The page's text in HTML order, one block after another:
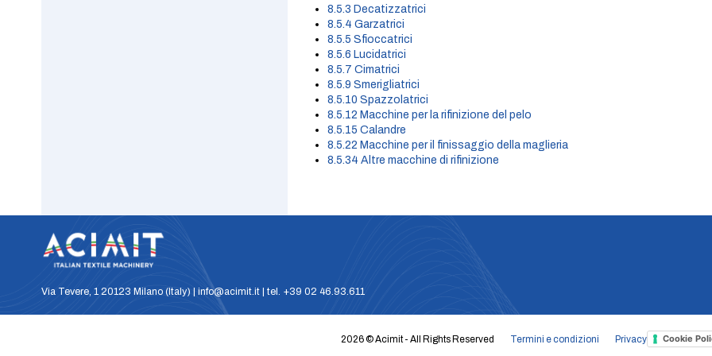
8.5.3 Decatizzatrici
8.5.4 Garzatrici
8.5.5 Sfioccatrici
8.5.6 Lucidatrici
8.5.7 Cimatrici
8.5.9 Smerigliatrici
8.5.10 Spazzolatrici
8.5.12 Macchine per la rifinizione del pelo
8.5.15 Calandre
8.5.22 Macchine per il finissaggio della maglieria
8.5.34 Altre macchine di rifinizione
Via Tevere, 1 20123 Milano (Italy) | info@acimit.it | tel. +39 02 46.93.611
2026 © Acimit - All Rights Reserved Termini e condizioni Privacy Cookie